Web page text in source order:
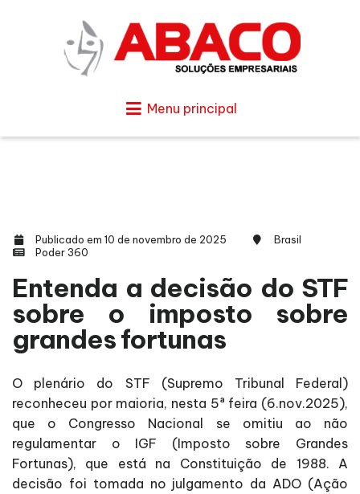
Menu principal
Publicado em 10 de novembro de 2025
Brasil
Poder 360
Entenda a decisão do STF
sobre o imposto sobre
grandes fortunas
O plenário do STF (Supremo Tribunal Federal)
reconheceu por maioria, nesta 5ª feira (6.nov.2025),
que o Congresso Nacional se omitiu ao não
regulamentar o IGF (Imposto sobre Grandes
Fortunas), que está na Constituição de 1988. A
decisão foi tomada no julgamento da ADO (Ação